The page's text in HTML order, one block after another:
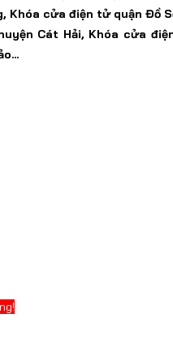
Khóa cửa điện tử quận Đồ
Cát Hải, Khóa cửa